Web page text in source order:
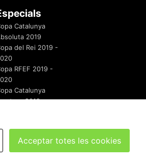
Catalunya
2019
del Rei 2019 -
RFEF 2019 -
Catalunya
2019
Acceptar totes les cookies